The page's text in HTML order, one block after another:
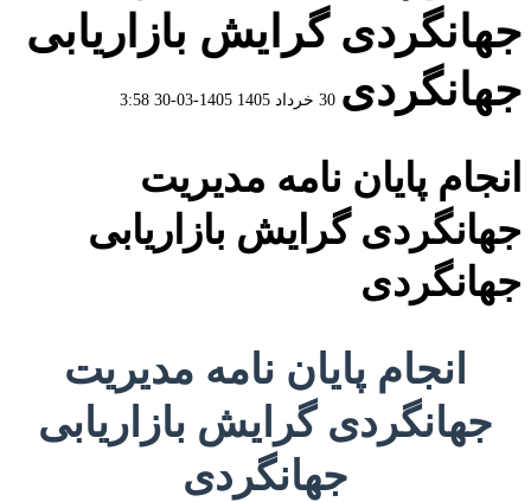
جهانگردی گرایش بازاریابی
جهانگردی 30 خرداد 1405 1405-03-30 3:58
انجام پایان نامه مدیریت
جهانگردی گرایش بازاریابی
جهانگردی
انجام پایان نامه مدیریت
جهانگردی گرایش بازاریابی
جهانگردی